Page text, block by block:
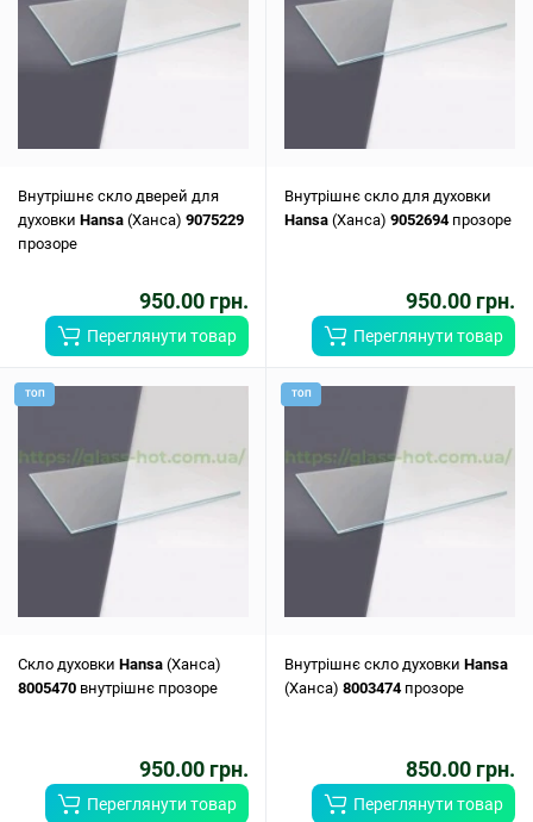
Внутрішнє скло дверей для
духовки Hansa (Ханса) 9075229
прозоре
950.00 грн.
Переглянути товар
Внутрішнє скло для духовки
Hansa (Ханса) 9052694прозоре
950.00 грн.
Переглянути товар
ТОП
Скло духовки Hansa (Ханса)
8005470 внутрішнє прозоре
950.00 грн.
Переглянути товар
ТОП
Внутрішнє скло духовки Hansa
(Ханса) 8003474прозоре
850.00 грн.
Переглянути товар